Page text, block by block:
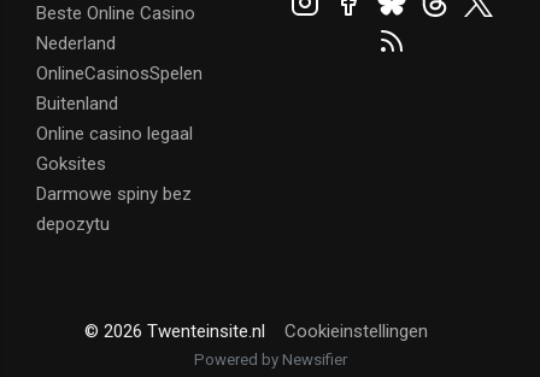
Beste Online Casino
Nederland
OnlineCasinosSpelen
Buitenland
Online casino legaal
Goksites
Darmowe spiny bez
depozytu
© 2026 Twenteinsite.nl Cookieinstellingen
Powered by Newsifier